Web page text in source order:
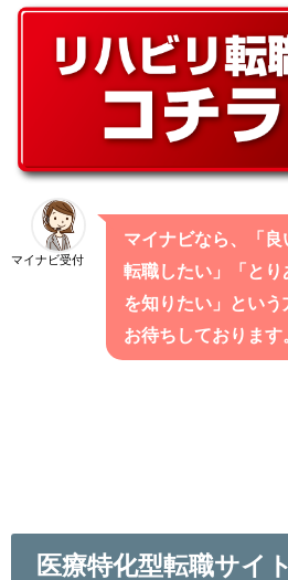
マイナビ受付
マイナビなら、「
転職したい」「とり
を知りたい」という
お待ちしております
医療特化型転職サイ